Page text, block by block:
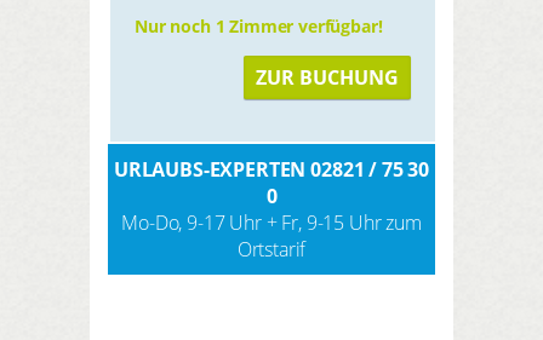
Nur noch 1 Zimmer verfügbar!
ZUR BUCHUNG
URLAUBS-EXPERTEN 02821 / 75 30
0
Mo-Do, 9-17 Uhr + Fr, 9-15 Uhr zum
Ortstarif